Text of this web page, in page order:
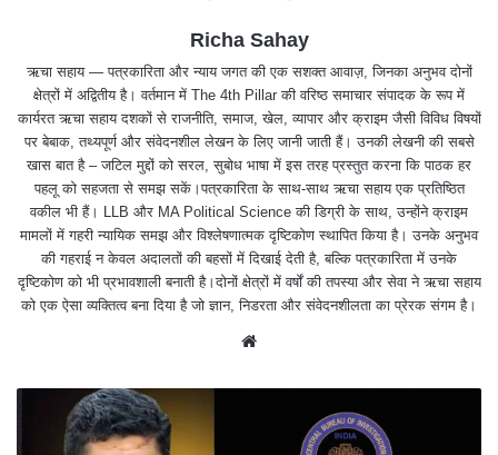
Richa Sahay
ऋचा सहाय — पत्रकारिता और न्याय जगत की एक सशक्त आवाज़, जिनका अनुभव दोनों
क्षेत्रों में अद्वितीय है। वर्तमान में The 4th Pillar की वरिष्ठ समाचार संपादक के रूप में
कार्यरत ऋचा सहाय दशकों से राजनीति, समाज, खेल, व्यापार और क्राइम जैसी विविध विषयों
खास बात है – जटिल मुद्दों को सरल, सुबोध भाषा में इस तरह प्रस्तुत करना कि पाठक हर
पहलू को सहजता से समझ सकें।पत्रकारिता के साथ-साथ ऋचा सहाय एक प्रतिष्ठित
वकील भी हैं। LLB और MA Political Science की डिग्री के साथ, उन्होंने क्राइम